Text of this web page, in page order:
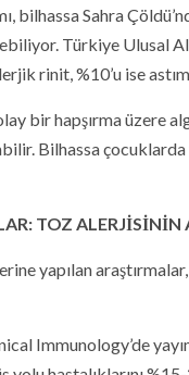
bilhassa Sahra
Türkiye Ulusal
rinit, %10’u ise
bir hapşırma üzere
Bilhassa
TOZ ALERJİSİNİN
yapılan
Immunology’de